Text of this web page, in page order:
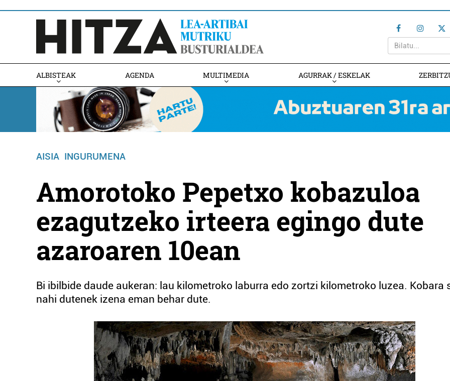
ALBISTEAK AGENDA MULTIMEDIA AGURRAK / ESKELAK
AISIA INGURUMENA
Amorotoko Pepetxo kobazuloa
ezagutzeko irteera egingo dute
azaroaren 10ean
Bi ibilbide daude aukeran: lau kilometroko laburra edo zortzi kilometroko luzea. Kobara
nahi dutenek izena eman behar dute.